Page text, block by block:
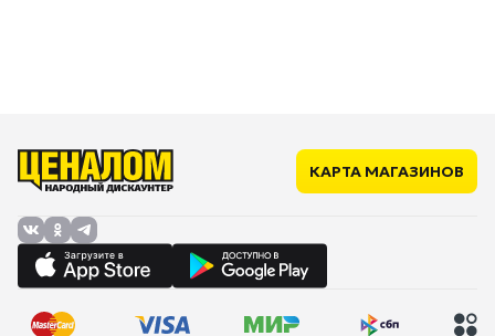
КАРТА МАГАЗИНОВ